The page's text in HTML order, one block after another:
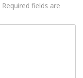
Required fields are